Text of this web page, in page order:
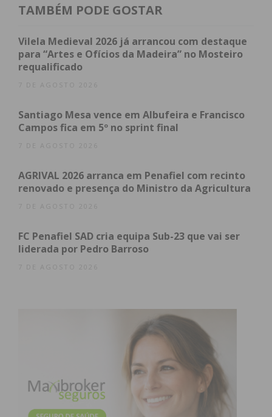
A intervenção foi abrangente e focou-se na
trabalhos realizados, destacam-se:
Substituição integral do tabuleiro
Reforço estruturalde toda a ponte;
Melhoria das condições de mobilidade
pedonal
Renovação da pavimentação e sinalização
otimizando a fluidez do tráfego.
“Esta intervenção permitiu
melhorar as condições de
para automobilistas, quer
para peões, o que representa
um benefício para quem a
utiliza diariamente”,
sublinhou o
Presidente da
TAMBÉM PODE GOSTAR
Vilela Medieval 2026 já arrancou com destaque
para “Artes e Ofícios da Madeira” no Mosteiro
requalificado
7 DE AGOSTO 2026
Santiago Mesa vence em Albufeira e Francisco
Campos fica em 5º no sprint final
7 DE AGOSTO 2026
AGRIVAL 2026 arranca em Penafiel com recinto
renovado e presença do Ministro da Agricultura
7 DE AGOSTO 2026
FC Penafiel SAD cria equipa Sub-23 que vai ser
liderada por Pedro Barroso
7 DE AGOSTO 2026